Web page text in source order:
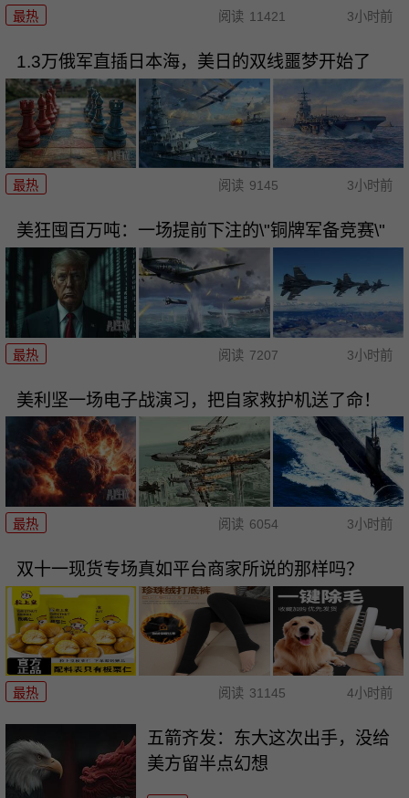
最热 阅读 11421 3小时前
1.3万俄军直插日本海，美日的双线噩梦开始了
最热 阅读 9145 3小时前
美狂囤百万吨：一场提前下注的\"铜牌军备竞赛\"
最热 阅读 7207 3小时前
美利坚一场电子战演习，把自家救护机送了命！
最热 阅读 6054 3小时前
双十一现货专场真如平台商家所说的那样吗？
最热 阅读 31145 4小时前
五箭齐发：东大这次出手，没给
美方留半点幻想